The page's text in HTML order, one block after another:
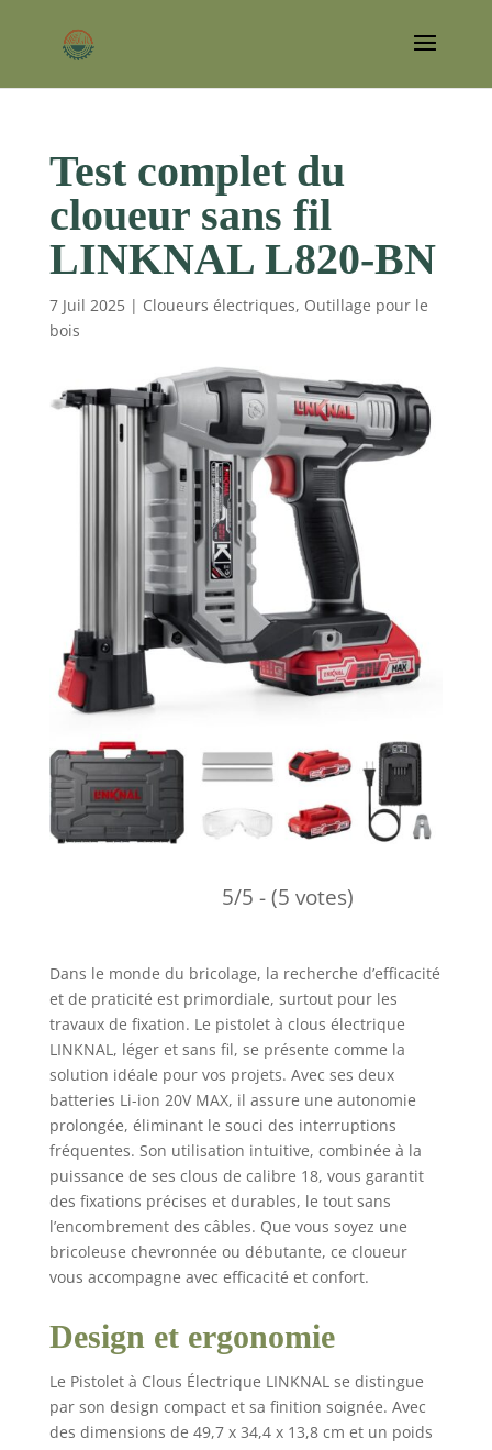
Test complet du
cloueur sans fil
LINKNAL L820-BN
7 Juil 2025| Cloueurs électriques, Outillage pour le
bois
5/5 - (5 votes)
Dans le monde du bricolage, la recherche d’efficacité
et de praticité est primordiale, surtout pour les
travaux de fixation. Le pistolet à clous électrique
LINKNAL, léger et sans fil, se présente comme la
solution idéale pour vos projets. Avec ses deux
batteries Li-ion 20V MAX, il assure une autonomie
prolongée, éliminant le souci des interruptions
fréquentes. Son utilisation intuitive, combinée à la
puissance de ses clous de calibre 18, vous garantit
des fixations précises et durables, le tout sans
l’encombrement des câbles. Que vous soyez une
bricoleuse chevronnée ou débutante, ce cloueur
vous accompagne avec efficacité et confort.
Design et ergonomie
Le Pistolet à Clous Électrique LINKNAL se distingue
par son design compact et sa finition soignée. Avec
des dimensions de 49,7 x 34,4 x 13,8 cm et un poids